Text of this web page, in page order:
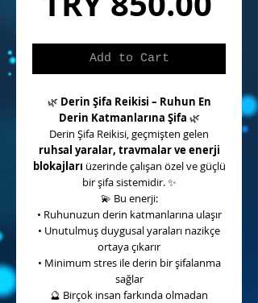
Add to Cart
🌿 Derin Şifa Reikisi – Ruhun En
Derin Katmanlarına Şifa 🌿
Derin Şifa Reikisi, geçmişten gelen
ruhsal yaralar, travmalar ve enerji
blokajları üzerinde çalışan özel ve güçlü
bir şifa sistemidir.✨
💫 Bu enerji:
• Ruhunuzun derin katmanlarına ulaşır
• Unutulmuş duygusal yaraları nazikçe
ortaya çıkarır
• Minimum stres ile derin bir şifalanma
sağlar
🔮 Birçok insan farkında olmadan